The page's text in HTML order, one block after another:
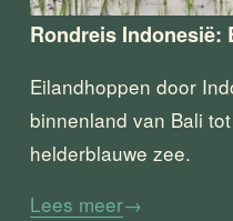
Rondreis Indonesië:
Eilandhoppen door
binnenland van Bali
helderblauwe zee.
Lees meer→